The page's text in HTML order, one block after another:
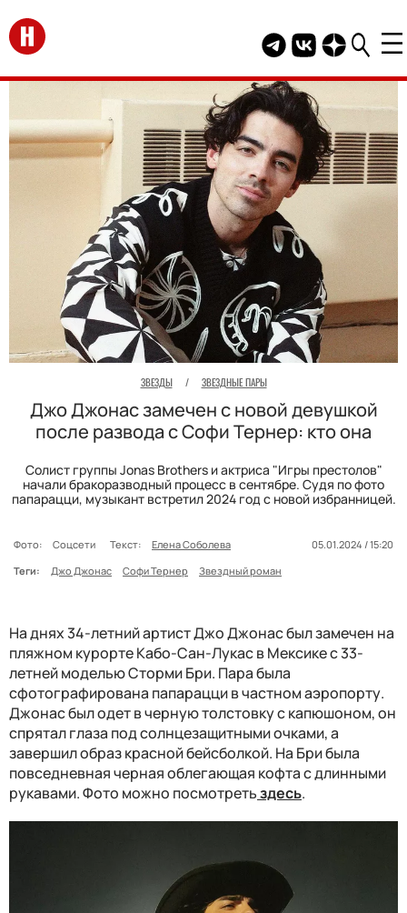
Перейти на главную
Telegram канал
Группа HELLO
Канал
ЗВЕЗДЫ / ЗВЕЗДНЫЕ ПАРЫ
Джо Джонас замечен с новой девушкой
после развода с Софи Тернер: кто она
Солист группы Jonas Brothers и актриса "Игры престолов"
начали бракоразводный процесс в сентябре. Судя по фото
папарацци, музыкант встретил 2024 год с новой избранницей.
Фото: Соцсети Текст: Елена Соболева
05.01.2024 / 15:20
Теги:
Джо Джонас Софи Тернер Звездный роман
На днях 34-летний артист Джо Джонас был замечен на
пляжном курорте Кабо-Сан-Лукас в Мексике с 33-
летней моделью Сторми Бри. Пара была
сфотографирована папарацци в частном аэропорту.
Джонас был одет в черную толстовку с капюшоном, он
спрятал глаза под солнцезащитными очками, а
завершил образ красной бейсболкой. На Бри была
повседневная черная облегающая кофта с длинными
рукавами. Фото можно посмотретьздесь.